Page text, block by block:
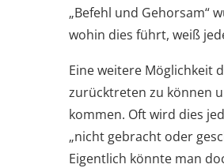
„Befehl und Gehorsam“
wohin dies führt, weiß
Eine weitere Möglichkeit
zurücktreten zu können
kommen. Oft wird dies
„nicht gebracht oder
Eigentlich könnte man